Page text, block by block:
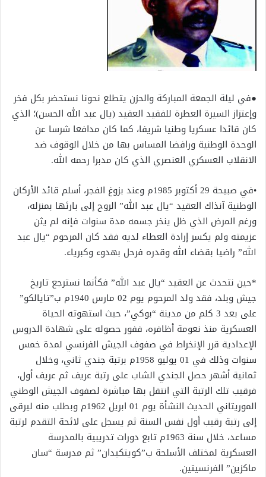
●في ليلة الجمعة المباركة والحزن يتطلع نحونا نستحضر بكل فخر
وإعتزاز السيرة العطرة للفقيد العقيد (يال عبد الله الحسن)؛ الذي
كان قائدا عسكريا وطنيا شريفا، كما كان مدافعا شرسا عن
الوحدة الوطنية ورافضا المساس بها من خلال الوقوف ضد
الانقلاب العسكري العنصري الذي كان مدبرا رحمه الله.
•في صبيحة 29 أكتوبر 1985م وعند بزوغ الفجر، أسلم قائد الأركان
الوطنية آنذاك العقيد “يال عبد الله” الروح إلى بارئها بمنزله،
ورغم المرض الذي ظل ينخر جسمه مدة سنوات فإنه لم يثن
عزيمته ولم يكسر إرادة العطاء لديه فقد كان المرحوم “يال عبد
الله” راضيا بقضاء الله وقدره فرحل بهدوء وكبرياء.
*حين نتحدث عن العقيد “يال عبد الله” فكأنما نسترجع تاريخ
جيش وبلد، فقد ولد المرحوم يوم 02 مارس 1940م ب”تايالكو”
على بعد 3 كلم من مدينة “بوكي”، حيث استهوته الحياة
العسكرية منذ نعومة أظافره، ففور حصوله على شهادة الدروس
الإعدادية قرر الإنخراط في صفوف الجيش الفرنسي لمدة خمس
سنوات وذلك في 01 يوليو 1958م برتبة جندي ثاني، وخلال
ثمانية أشهر حصل الجندي الشاب على رتبة عريف ثم عريف أول،
فرقيب تلك الرتبة التي انتقل بها مباشرة لصفوف الجيش الوطني
الموريتاني الحديث النشأة يوم 01 ابريل 1962م وبطلب منه ليرقى
إلى رتبة رقيب أول نفس السنة ثم يسجل على لائحة التقدم لرتبة
مساعد، خلال سنة 1963م تابع دورات تدريبية بالمدرسة
العسكرية لمختلف الأسلحة ب”كويتكيدان” ثم مدرسة “سان
ماكزين” الفرنسيتين.